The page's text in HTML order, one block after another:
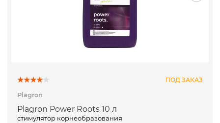
ПОД ЗАКАЗ
Plagron
Plagron Power Roots 10 л
стимулятор корнеобразования